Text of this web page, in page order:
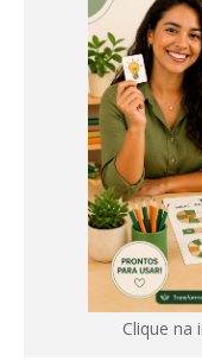
Clique na